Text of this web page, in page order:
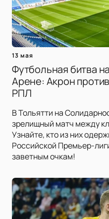
13 мая
Футбольная битва
Арене: Акрон
РПЛ
В Тольятти на
зрелищный матч между
Узнайте, кто из них
Российской Премьер-
заветным очкам!